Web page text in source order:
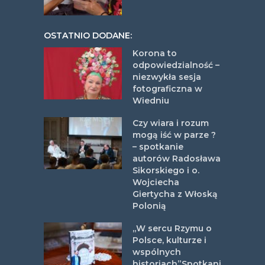
OSTATNIO DODANE:
Korona to
odpowiedzialność –
niezwykła sesja
fotograficzna w
Wiedniu
Czy wiara i rozum
mogą iść w parze ?
– spotkanie
autorów Radosława
Sikorskiego i o.
Wojciecha
Giertycha z Włoską
Polonią
„W sercu Rzymu o
Polsce, kulturze i
wspólnych